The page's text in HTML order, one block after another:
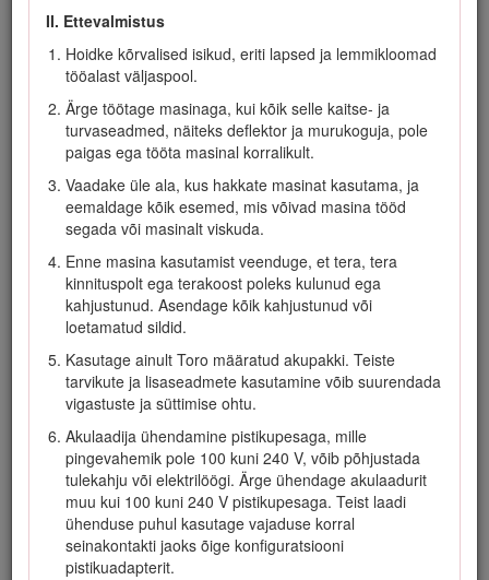
II. Ettevalmistus
Hoidke kõrvalised isikud, eriti lapsed ja lemmikloomad
tööalast väljaspool.
Ärge töötage masinaga, kui kõik selle kaitse- ja
turvaseadmed, näiteks deflektor ja murukoguja, pole
paigas ega tööta masinal korralikult.
Vaadake üle ala, kus hakkate masinat kasutama, ja
eemaldage kõik esemed, mis võivad masina tööd
segada või masinalt viskuda.
Enne masina kasutamist veenduge, et tera, tera
kinnituspolt ega terakoost poleks kulunud ega
kahjustunud. Asendage kõik kahjustunud või
loetamatud sildid.
Kasutage ainult Toro määratud akupakki. Teiste
tarvikute ja lisaseadmete kasutamine võib suurendada
vigastuste ja süttimise ohtu.
Akulaadija ühendamine pistikupesaga, mille
pingevahemik pole 100 kuni 240 V, võib põhjustada
tulekahju või elektrilöögi. Ärge ühendage akulaadurit
muu kui 100 kuni 240 V pistikupesaga. Teist laadi
ühenduse puhul kasutage vajaduse korral
seinakontakti jaoks õige konfiguratsiooni
pistikuadapterit.
asukohta. Kirjutage numbrid selleks ette nähtud tühjale alale.
Important: Garantiiteabele, varuosadele ja muule
tooteteabele juurdepääsuks võite skannida
mobiilseadmega seerianumbri sildil oleva QR-koodi (kui
olemas).
Joonis 1
Mudeli- ja seerianumbri asukoht
Selles juhendis on esitatud potentsiaalsed ohud ja
hoiatussümboliga (Joonis2) tähistatud ohutusteated, mis
juhivad tähelepanu ohule, mis võib soovitatud
vigastusi.
Joonis 2